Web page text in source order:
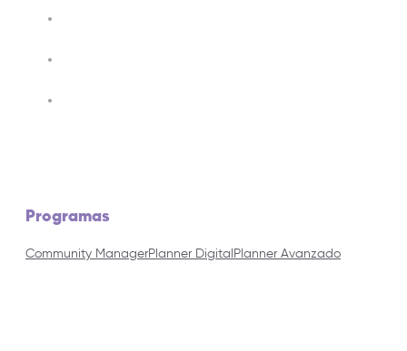
Programas
Community ManagerPlanner Digital Planner Avanzado